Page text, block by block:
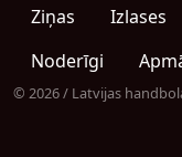
Ziņas Izlases
Noderīgi
© 2026 / Latvijas